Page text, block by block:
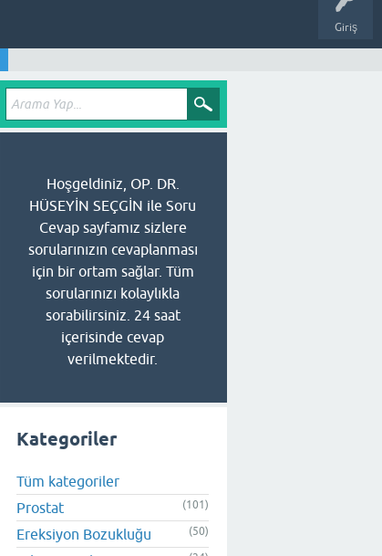
Giriş
Hoşgeldiniz, OP. DR.
HÜSEYİN SEÇGİN ile Soru
Cevap sayfamız sizlere
sorularınızın cevaplanması
için bir ortam sağlar. Tüm
sorularınızı kolaylıkla
sorabilirsiniz. 24 saat
içerisinde cevap
verilmektedir.
Kategoriler
Tüm kategoriler
Prostat
(101)
Ereksiyon Bozukluğu (50)